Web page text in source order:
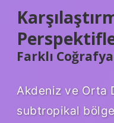
Farklı
Akdeniz ve Orta
subtropikal